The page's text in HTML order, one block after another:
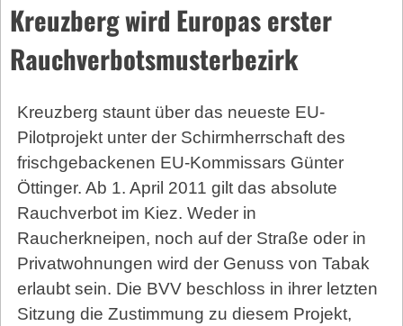
Kreuzberg wird Europas erster
Rauchverbotsmusterbezirk
Kreuzberg staunt über das neueste EU-
Pilotprojekt unter der Schirmherrschaft des
frischgebackenen EU-Kommissars Günter
Öttinger. Ab 1. April 2011 gilt das absolute
Rauchverbot im Kiez. Weder in
Raucherkneipen, noch auf der Straße oder in
Privatwohnungen wird der Genuss von Tabak
erlaubt sein. Die BVV beschloss in ihrer letzten
Sitzung die Zustimmung zu diesem Projekt,